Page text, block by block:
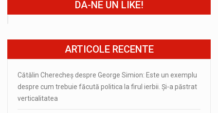
DA-NE UN LIKE!
ARTICOLE RECENTE
Cătălin Cherecheș despre George Simion: Este un exemplu
despre cum trebuie făcută politica la firul ierbii. Și-a păstrat
verticalitatea